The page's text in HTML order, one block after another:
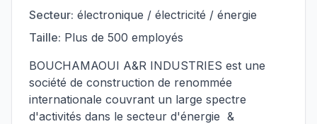
Secteur: électronique / électricité / énergie
Taille: Plus de 500 employés
BOUCHAMAOUI A&R INDUSTRIES est une
société de construction de renommée
internationale couvrant un large spectre
d'activités dans le secteur d'énergie &